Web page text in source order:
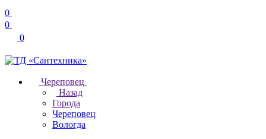
0
0
0
Череповец
Назад
Города
Череповец
Вологда